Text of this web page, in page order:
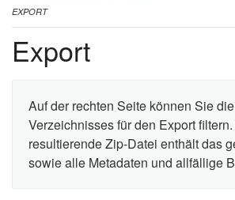
EXPORT
Export
Auf der rechten Seite können Sie
Verzeichnisses für den Export
resultierende Zip-Datei enthält das
sowie alle Metadaten und allfällige